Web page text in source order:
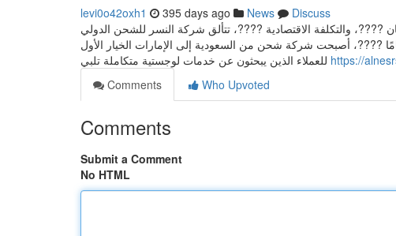
levi0o42oxh1 395 days ago News
Discuss
????، والتكلفة الاقتصادية ????، تتألق شركة النسر للشحن الدولي
ساطعة ???? تجسد الاحترافية والموثوقية. بخبرة تمتد لأكثر من 27 عامًا ????، أصبحت شركة شحن من السعودية إلى الإمارات الخيار الأول
https://
Comments
Who Upvoted
Comments
Submit a Comment
No HTML